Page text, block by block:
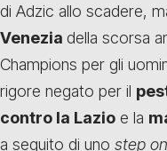
di Adzic allo scadere,
Venezia della scorsa
Champions per gli
rigore negato per il
contro la Lazio e la
a seguito di uno step